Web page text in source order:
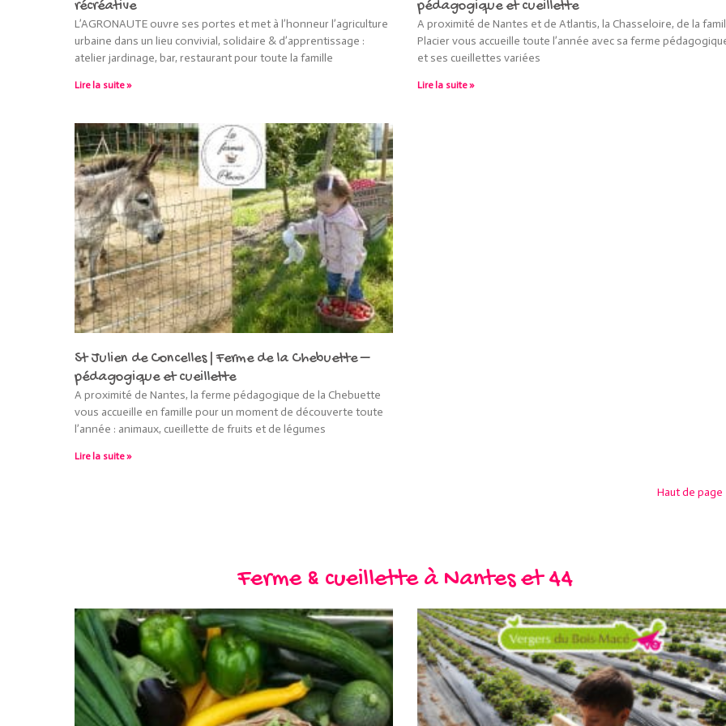
récréative
L’AGRONAUTE ouvre ses portes et met à l’honneur l’agriculture
urbaine dans un lieu convivial, solidaire & d’apprentissage :
atelier jardinage, bar, restaurant pour toute la famille
Lire la suite »
pédagogique et cueillette
A proximité de Nantes et de Atlantis, la Chasseloire, de la
Placier vous accueille toute l’année avec sa ferme
et ses cueillettes variées
Lire la suite »
St Julien de Concelles | Ferme de la Chebuette –
pédagogique et cueillette
A proximité de Nantes, la ferme pédagogique de la Chebuette
vous accueille en famille pour un moment de découverte toute
l’année : animaux, cueillette de fruits et de légumes
Lire la suite »
Haut de
Ferme & cueillette à Nantes et 44